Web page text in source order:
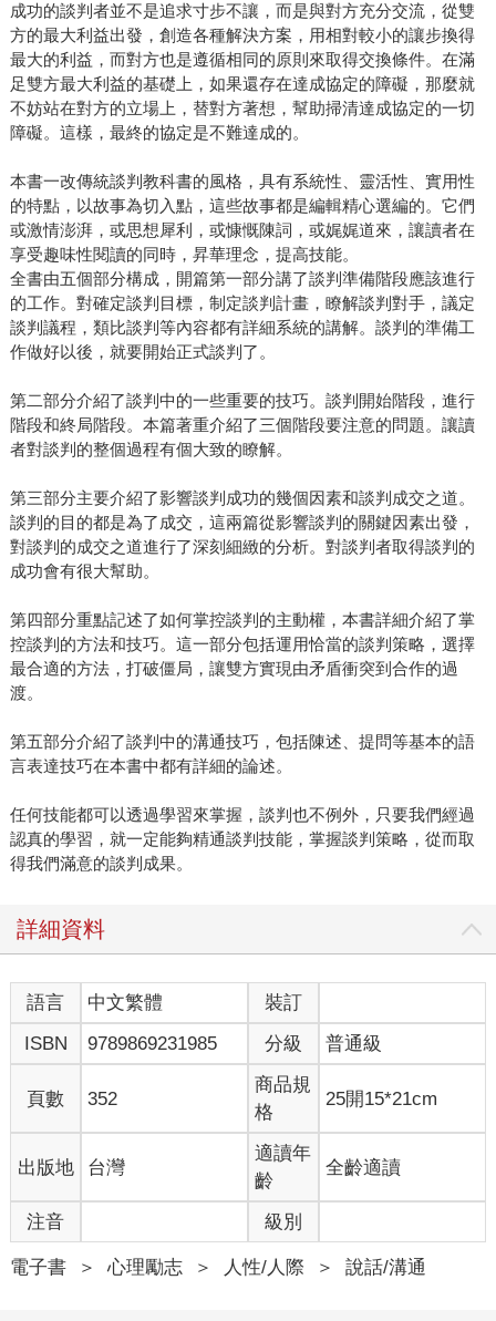
成功的談判者並不是追求寸步不讓，而是與對方充分交流，從雙
方的最大利益出發，創造各種解決方案，用相對較小的讓步換得
最大的利益，而對方也是遵循相同的原則來取得交換條件。在滿
足雙方最大利益的基礎上，如果還存在達成協定的障礙，那麼就
不妨站在對方的立場上，替對方著想，幫助掃清達成協定的一切
障礙。這樣，最終的協定是不難達成的。
本書一改傳統談判教科書的風格，具有系統性、靈活性、實用性
的特點，以故事為切入點，這些故事都是編輯精心選編的。它們
或激情澎湃，或思想犀利，或慷慨陳詞，或娓娓道來，讓讀者在
享受趣味性閱讀的同時，昇華理念，提高技能。
全書由五個部分構成，開篇第一部分講了談判準備階段應該進行
的工作。對確定談判目標，制定談判計畫，瞭解談判對手，議定
談判議程，類比談判等內容都有詳細系統的講解。談判的準備工
作做好以後，就要開始正式談判了。
第二部分介紹了談判中的一些重要的技巧。談判開始階段，進行
階段和終局階段。本篇著重介紹了三個階段要注意的問題。讓讀
者對談判的整個過程有個大致的瞭解。
第三部分主要介紹了影響談判成功的幾個因素和談判成交之道。
談判的目的都是為了成交，這兩篇從影響談判的關鍵因素出發，
對談判的成交之道進行了深刻細緻的分析。對談判者取得談判的
成功會有很大幫助。
第四部分重點記述了如何掌控談判的主動權，本書詳細介紹了掌
控談判的方法和技巧。這一部分包括運用恰當的談判策略，選擇
最合適的方法，打破僵局，讓雙方實現由矛盾衝突到合作的過
渡。
第五部分介紹了談判中的溝通技巧，包括陳述、提問等基本的語
言表達技巧在本書中都有詳細的論述。
任何技能都可以透過學習來掌握，談判也不例外，只要我們經過
認真的學習，就一定能夠精通談判技能，掌握談判策略，從而取
得我們滿意的談判成果。
詳細資料
語言 中文繁體
裝訂
ISBN
9789869231985 分級 普通級
頁數 352
商品規
格
25開15*21cm
出版地 台灣
適讀年
齡
全齡適讀
注音 級別
電子書 ＞ 心理勵志 ＞ 人性/人際 ＞ 說話/溝通